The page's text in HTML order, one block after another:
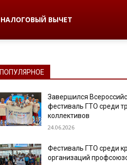
НАЛОГОВЫЙ ВЫЧЕТ
ПОПУЛЯРНОЕ
Завершился
фестиваль ГТО среди
коллективов
24.06.2026
Фестиваль ГТО среди
организаций